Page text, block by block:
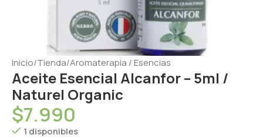
Inicio/Tienda/Aromaterapia / Esencias
Aceite Esencial Alcanfor – 5ml /
Naturel Organic
$7.990
1 disponibles